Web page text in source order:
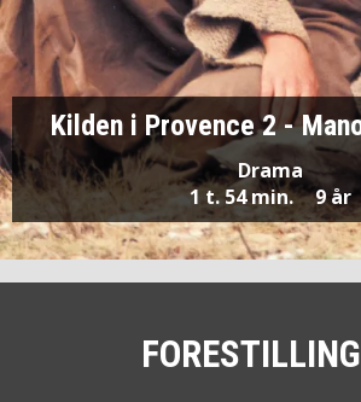
Kilden i Provence 2 -
Drama
1 t. 54 min.
9 år